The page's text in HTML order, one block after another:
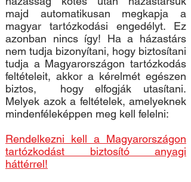
majd automatikusan megkapja a
magyar tartózkodási engedélyt. Ez
azonban nincs így! Ha a házastárs
nem tudja bizonyítani, hogy biztosítani
tudja a Magyarországon tartózkodás
feltételeit, akkor a kérelmét egészen
biztos, hogy elfogják utasítani.
Melyek azok a feltételek, amelyeknek
mindenféleképpen meg kell felelni:
Rendelkezni kell a Magyarországon
tartózkodást biztosító anyagi
háttérrel!